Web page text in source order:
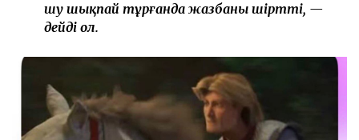
шу шықпай тұрғанда жазбаны өшіртті, —
дейді ол.